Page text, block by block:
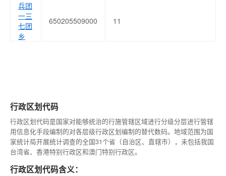
兵团
一三
七团
乡
650205509000 11
行政区划代码
行政区划代码是国家对能够统治的行施管辖区域进行分级分层进行管辖
用信息化手段编制的对各层级行政区划编制的替代数码。地域范围为国
家统计局开展统计调查的全国31个省（自治区、直辖市），未包括我国
台湾省、香港特别行政区和澳门特别行政区。
行政区划代码含义：